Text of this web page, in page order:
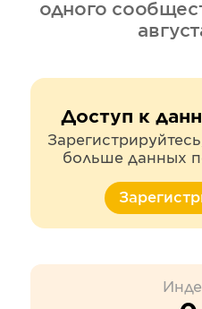
одного
Доступ к
больше данных